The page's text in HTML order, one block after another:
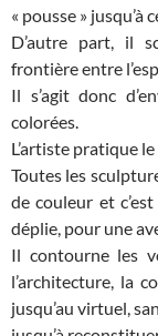
« pousse » jusqu’à
D’autre part, il
frontière entre
Il s’agit donc
colorées.
L’artiste pratique
Toutes les
de couleur et
déplie, pour une
Il contourne les
l’architecture, la
jusqu’au virtuel,